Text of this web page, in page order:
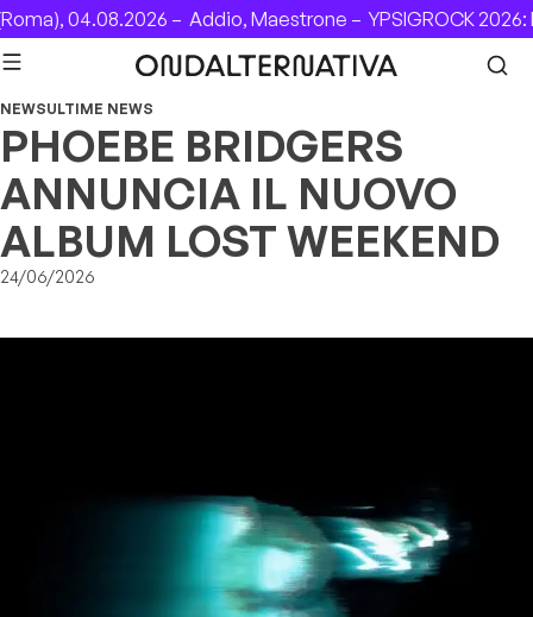
Skip to content
04.08.2026 – Addio, Maestrone – YPSIGROCK 2026:
NEWSULTIME NEWS
PHOEBE BRIDGERS
ANNUNCIA IL NUOVO
ALBUM LOST WEEKEND
24/06/2026